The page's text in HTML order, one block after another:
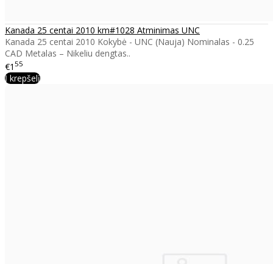
Kanada 25 centai 2010 km#1028 Atminimas UNC
Kanada 25 centai 2010 Kokybė - UNC (Nauja) Nominalas - 0.25
CAD Metalas – Nikeliu dengtas..
€1 55
Į krepšelį